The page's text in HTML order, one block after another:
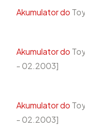
Akumulator do
Akumulator do
- 02.2003]
Akumulator do
- 02.2003]